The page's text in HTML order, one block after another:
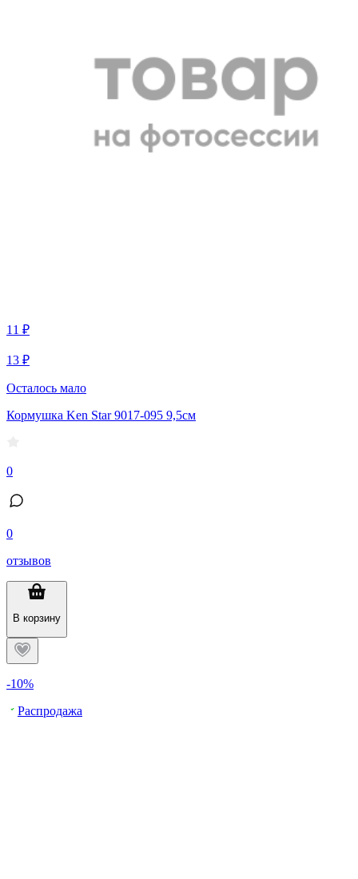
11 ₽
13 ₽
Осталось мало
Кормушка Ken Star 9017-095 9,5см
0
0
отзывов
В корзину
-10%
Распродажа